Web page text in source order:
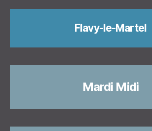
Flavy-le-Martel
Mardi Midi